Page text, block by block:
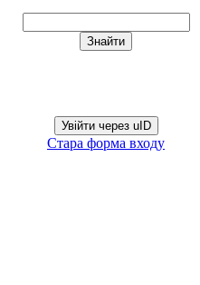
Увійти через uID
Стара форма входу